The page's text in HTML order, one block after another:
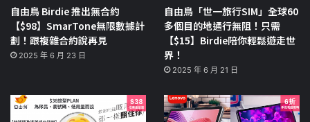
自由鳥 Birdie 推出無合約
【$98】SmarTone無限數據計
劃！跟複雜合約說再見
2025 年 6 月 23 日
自由鳥「世一旅行SIM」全球60
多個目的地通行無阻！只需
【$15】Birdie陪你輕鬆遊走世
界！
2025 年 6 月 21 日